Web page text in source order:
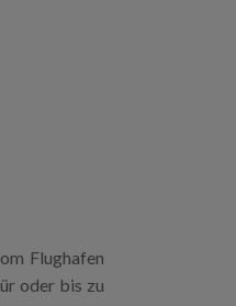
Flughafen
oder bis zu